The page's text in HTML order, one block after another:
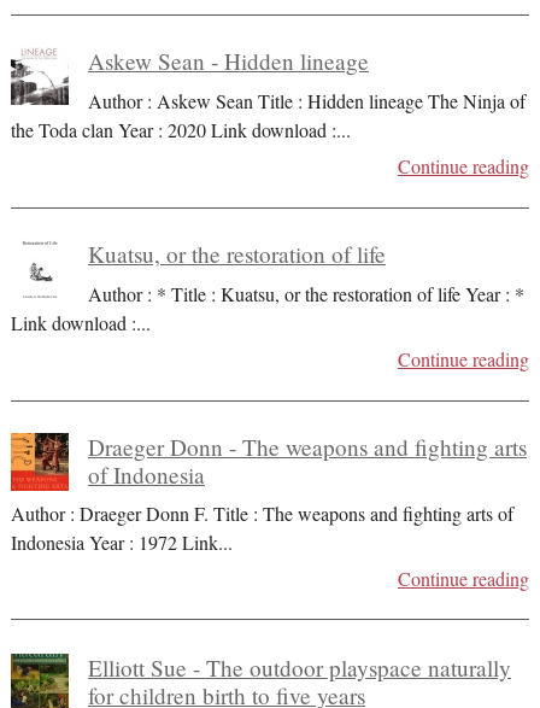
Askew Sean - Hidden lineage
Author : Askew Sean Title : Hidden lineage The Ninja of
the Toda clan Year : 2020 Link download :...
Continue reading
Kuatsu, or the restoration of life
Author : * Title : Kuatsu, or the restoration of life Year : *
Link download :...
Continue reading
Draeger Donn - The weapons and fighting arts
of Indonesia
Author : Draeger Donn F. Title : The weapons and fighting arts of
Indonesia Year : 1972 Link...
Continue reading
Elliott Sue - The outdoor playspace naturally
for children birth to five years